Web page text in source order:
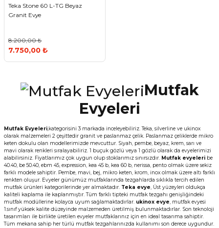
Teka Stone 60 L-TG Beyaz
Granit Evye
8.200,00 ₺
7.750,00 ₺
Mutfak
Evyeleri
Mutfak Evyeleri,kategorisini 3 markada inceleyebiliriz. Teka, silverline ve ukinox
olarak malzemeleri 2 çeşittedir granit ve paslanmaz çelik. Paslanmaz çeliklerde mikro
keten dokulu olan modellerimizde mevcuttur. Siyah, pembe, beyaz, krem, sarı ve
mavi olarak renkleri sıralayabiliriz. 1 buçuk gözlü veya 1 gözlü olarak da evyelerimizi
alabilirsiniz. Fiyatlarımız çok uygun olup stoklarımız sınırsızdır. Mutfak evyeleri be
40.40, be 50.40, ebm 45, expression, kea 45 b, kea 60 b, nerissa, pento olmak üzere sekiz
farklı modele sahiptir. Pembe, mavi, bej, mikro keten, krom, inox olmak üzere altı farklı
renkten oluşur. Evyeler günümüz mutfaklarında tezgahlarda sıklıkla tercih edilen
mutfak ürünleri kategorilerinde yer almaktadır. Teka evye, Üst yüzeyleri oldukça
kaliteli kaplama ile kaplanmıştır. Tüm farklı tipteki mutfak tezgahı genişliğindeki
mutfak modüllerine kolayca uyum sağlamaktadırlar. ukinox evye, mutfak evyesi
1.sınıf yüksek kalite düzeyinde malzemeden üretilmiş bulunmaktadırlar. Son teknoloji
tasarımları ile birlikte üretilen evyeler mutfaklarınız için en ideal tasarıma sahiptir.
Tüm mekana sahip her türlü mutfak tezgahlarınızda kullanımı son derece uygundur.